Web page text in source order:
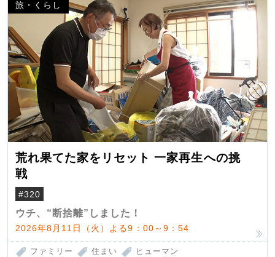
旅・くらし
荒れ果てた家をリセット 一家再生への挑
戦
#320
ウチ、“断捨離”しました！
2026年8月11日（火）よる9：00～9：54
ファミリー 住まい ヒューマン